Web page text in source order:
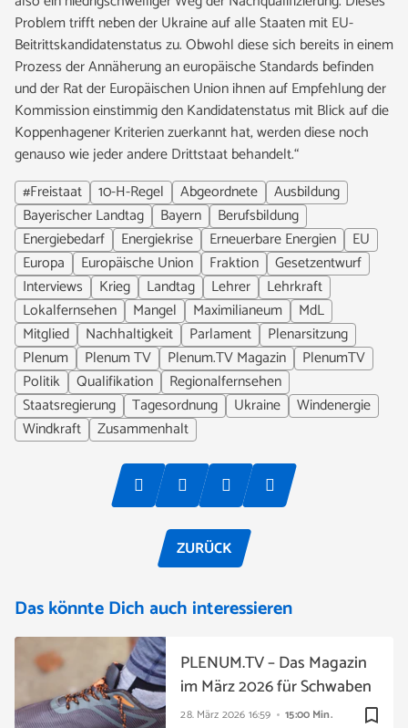
Problem trifft neben der Ukraine auf alle Staaten mit EU-
Beitrittskandidatenstatus zu. Obwohl diese sich bereits in einem
Prozess der Annäherung an europäische Standards befinden
und der Rat der Europäischen Union ihnen auf Empfehlung der
Kommission einstimmig den Kandidatenstatus mit Blick auf die
Koppenhagener Kriterien zuerkannt hat, werden diese noch
genauso wie jeder andere Drittstaat behandelt.“
#Freistaat
10-H-Regel Abgeordnete
Ausbildung
Bayerischer Landtag
Bayern
Berufsbildung
Energiebedarf
Energiekrise Erneuerbare Energien
EU
Europa
Europäische Union Fraktion
Gesetzentwurf
Interviews
Krieg Landtag Lehrer
Lehrkraft
Lokalfernsehen
Mangel Maximilianeum
MdL
Mitglied
Nachhaltigkeit Parlament
Plenarsitzung
Plenum
Plenum TV Plenum.TV Magazin
PlenumTV
Politik
Qualifikation
Regionalfernsehen
Staatsregierung
Tagesordnung Ukraine
Windenergie
Windkraft
Zusammenhalt
ZURÜCK
Das könnte Dich auch interessieren
bookmark_border
28. März 2026 16:59 15:00 Min.
PLENUM.TV – Das Magazin
im März 2026 für Schwaben